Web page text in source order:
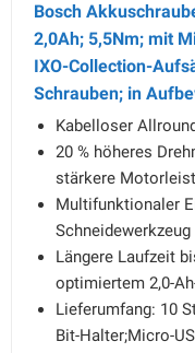
Bosch
2,0Ah; 5,5Nm; mit
IXO-Collection-
Schrauben; in
Kabelloser
20 % höheres
stärkere
Multifunktionaler
Längere Laufzeit
optimiertem 2,0-
Lieferumfang: 10
Bit-Halter;Micro-